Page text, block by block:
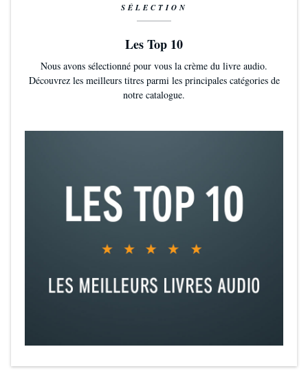
SÉLECTION
Les Top 10
Nous avons sélectionné pour vous la crème du livre audio.
Découvrez les meilleurs titres parmi les principales catégories de
notre catalogue.